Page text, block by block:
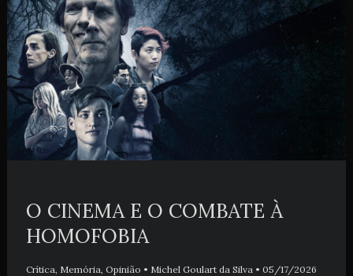
O CINEMA E O COMBATE À
HOMOFOBIA
Crítica Memória Opinião • Michel Goulart da Silva • 05/17/2026